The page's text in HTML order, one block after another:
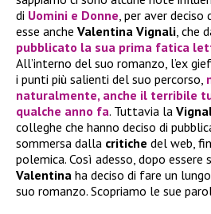
di Uomini e Donne, per aver deciso
esse anche Valentina Vignali, che
pubblicato la sua prima fatica
All’interno del suo romanzo, l’ex
i punti più salienti del suo percorso,
naturalmente, anche il terribile
qualche anno fa. Tuttavia la
colleghe che hanno deciso di
sommersa dalla critiche del web,
polemica. Così adesso, dopo
Valentina ha deciso di fare un
suo romanzo. Scopriamo le sue